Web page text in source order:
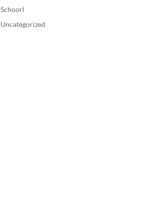
Schoorl
Uncategorized